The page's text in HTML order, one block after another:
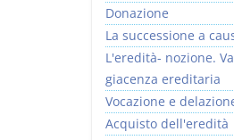
Donazione
La successione a
L'eredità- nozione.
giacenza ereditaria
Vocazione e
Acquisto dell'eredità